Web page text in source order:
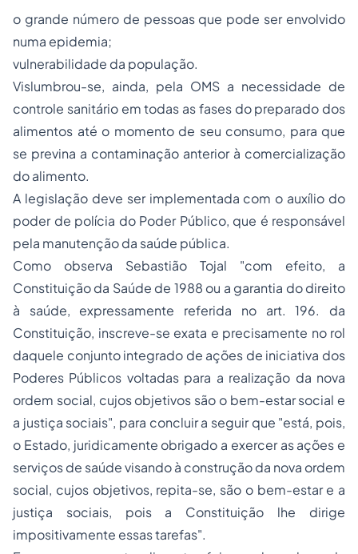
o grande número de pessoas que pode ser envolvido
numa epidemia;
vulnerabilidade da população.
Vislumbrou-se, ainda, pela OMS a necessidade de
controle sanitário em todas as fases do preparado dos
alimentos até o momento de seu consumo, para que
se previna a contaminação anterior à comercialização
do alimento.
A legislação deve ser implementada com o auxílio do
poder de polícia do Poder Público, que é responsável
pela manutenção da saúde pública.
Como observa Sebastião Tojal "com efeito, a
Constituição da Saúde de 1988 ou a garantia do direito
à saúde, expressamente referida no art. 196. da
Constituição, inscreve-se exata e precisamente no rol
daquele conjunto integrado de ações de iniciativa dos
Poderes Públicos voltadas para a realização da nova
ordem social, cujos objetivos são o bem-estar social e
a justiça sociais", para concluir a seguir que "está, pois,
o Estado, juridicamente obrigado a exercer as ações e
serviços de saúde visando à construção da nova ordem
social, cujos objetivos, repita-se, são o bem-estar e a
justiça sociais, pois a Constituição lhe dirige
impositivamente essas tarefas".